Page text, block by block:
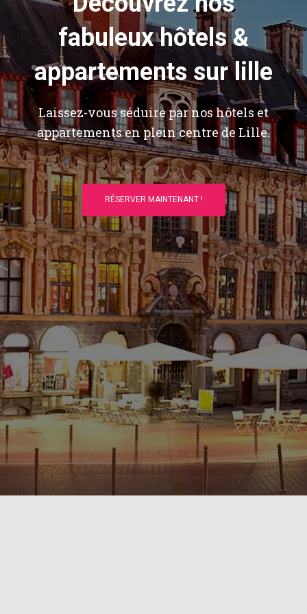
fabuleux hôtels &
appartements sur lille
Laissez-vous séduire par nos hôtels et
appartements en plein centre de Lille.
RÉSERVER MAINTENANT !